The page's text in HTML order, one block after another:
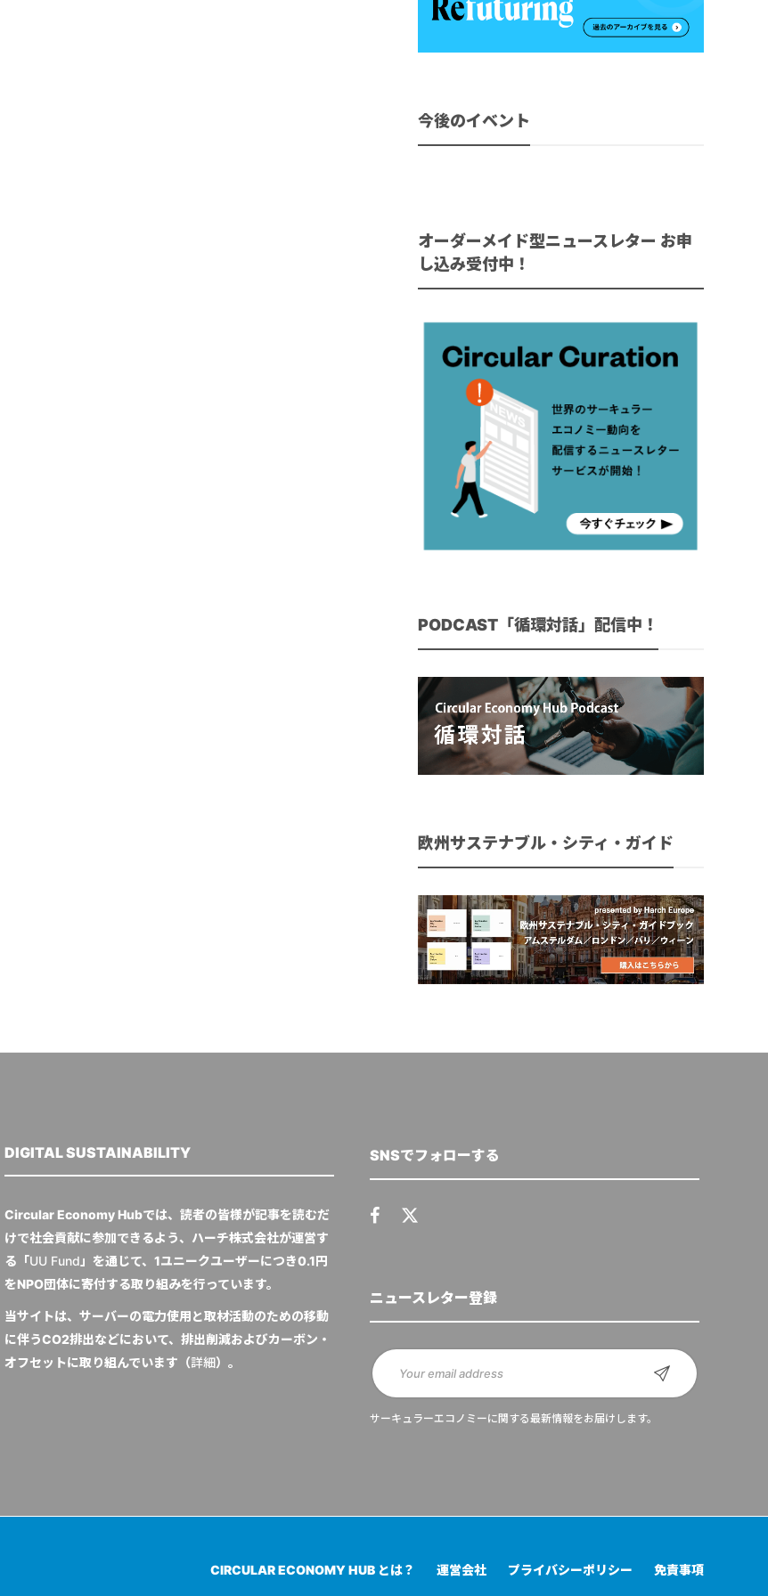
今後のイベント
オーダーメイド型ニュースレター お申
し込み受付中！
PODCAST「循環対話」配信中！
欧州サステナブル・シティ・ガイド
DIGITAL SUSTAINABILITY
Circular Economy Hubでは、読者の皆様が記事を読むだ
けで社会貢献に参加できるよう、ハーチ株式会社が運営す
る「UU Fund」を通じて、1ユニークユーザーにつき0.1円
をNPO団体に寄付する取り組みを行っています。
当サイトは、サーバーの電力使用と取材活動のための移動
に伴うCO2排出などにおいて、排出削減およびカーボン・
オフセットに取り組んでいます（詳細）。
SNSでフォローする
ニュースレター登録
サーキュラーエコノミーに関する最新情報をお届けします。
CIRCULAR ECONOMY HUB とは？ 運営会社 プライバシーポリシー 免責事項